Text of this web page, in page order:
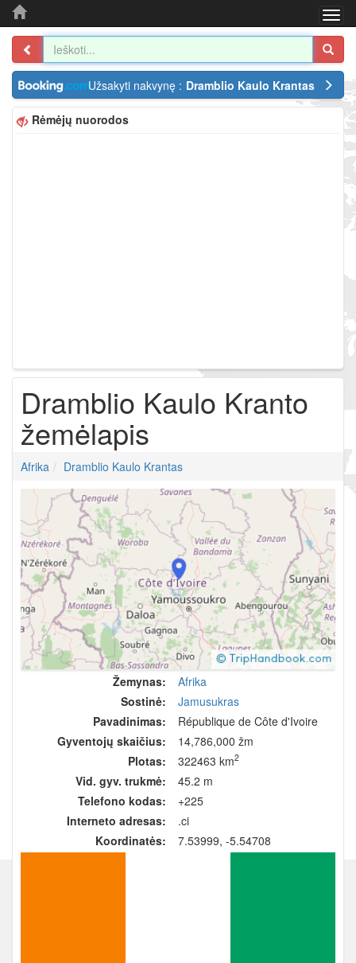
Užsakyti nakvynę : Dramblio Kaulo Krantas
Rėmėjų nuorodos
Dramblio Kaulo Kranto
žemėlapis
Afrika Dramblio Kaulo Krantas
Žemynas:
Afrika
Sostinė:
Jamusukras
Pavadinimas:
République de Côte d'Ivoire
Gyventojų skaičius:
14,786,000 žm
Plotas:
322463 km2
Vid. gyv. trukmė:
45.2 m
Telefono kodas:
+225
Interneto adresas:
.ci
Koordinatės:
7.53999, -5.54708